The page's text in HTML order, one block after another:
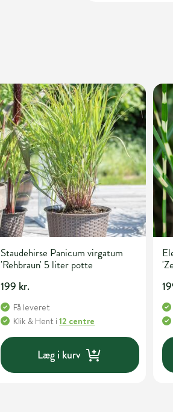
Staudehirse Panicum virgatum
'Rehbraun' 5 liter potte
199 kr.
Få leveret
Klik & Hent i12 centre
Læg i kurv